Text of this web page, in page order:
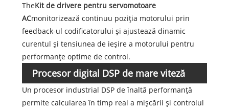
închisă
TheKit de drivere pentru servomotoare
ACmonitorizează continuu poziția motorului prin
feedback-ul codificatorului și ajustează dinamic
curentul și tensiunea de ieșire a motorului pentru
performanțe optime de control.
Procesor digital DSP de mare viteză
Un procesor industrial DSP de înaltă performanță
permite calcularea în timp real a mișcării și controlul